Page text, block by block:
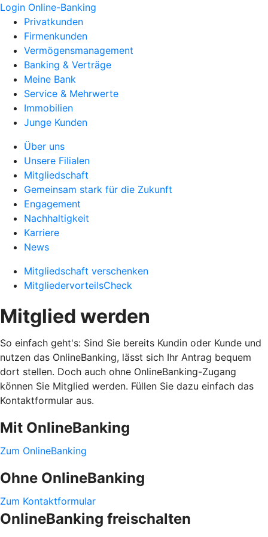
Login Online-Banking
Privatkunden
Firmenkunden
Vermögensmanagement
Banking & Verträge
Meine Bank
Service & Mehrwerte
Immobilien
Junge Kunden
Über uns
Unsere Filialen
Mitgliedschaft
Gemeinsam stark für die Zukunft
Engagement
Nachhaltigkeit
Karriere
News
Mitgliedschaft verschenken
MitgliedervorteilsCheck
Mitglied werden
So einfach geht's: Sind Sie bereits Kundin oder Kunde und
nutzen das OnlineBanking, lässt sich Ihr Antrag bequem
dort stellen. Doch auch ohne OnlineBanking-Zugang
können Sie Mitglied werden. Füllen Sie dazu einfach das
Kontaktformular aus.
Mit OnlineBanking
Zum OnlineBanking
Ohne OnlineBanking
Zum Kontaktformular
OnlineBanking freischalten